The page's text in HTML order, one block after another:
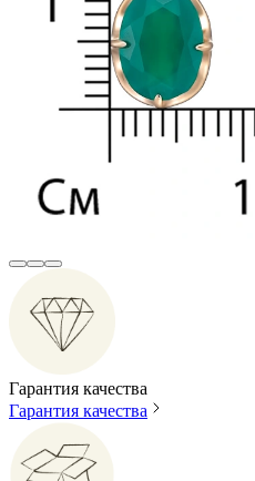
Гарантия качества
Гарантия качества